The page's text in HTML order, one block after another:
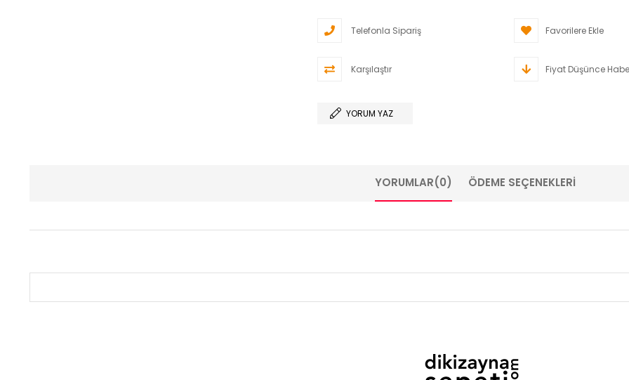
Telefonla Sipariş Favorilere Ekle
Karşılaştır Fiyat Düşünce
YORUM YAZ
YORUMLAR(0) ÖDEME SEÇENEKLERI